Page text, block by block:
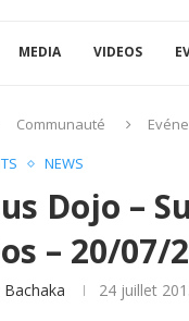
MEDIA VIDEOS
Communauté
NEWS
Dojo –
– 20/07/
Bachaka 24 juillet